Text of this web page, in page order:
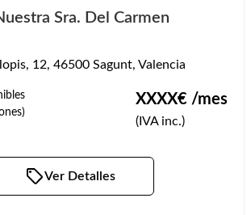
Sra. Del Carmen
12, 46500 Sagunt, Valencia
XXXX€ /mes
(IVA inc.)
Ver Detalles